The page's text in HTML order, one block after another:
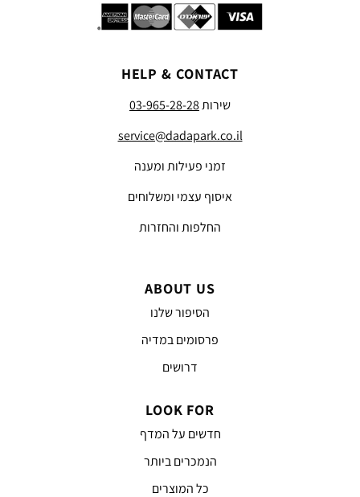
HELP & CONTACT
שירות03-965-28-28
service@dadapark.co.il
זמני פעילות ומענה
איסוף עצמי ומשלוחים
החלפות והחזרות
ABOUT US
הסיפור שלנו
פרסומים במדיה
דרושים
LOOK FOR
חדשים על המדף
הנמכרים ביותר
כל המוצרים